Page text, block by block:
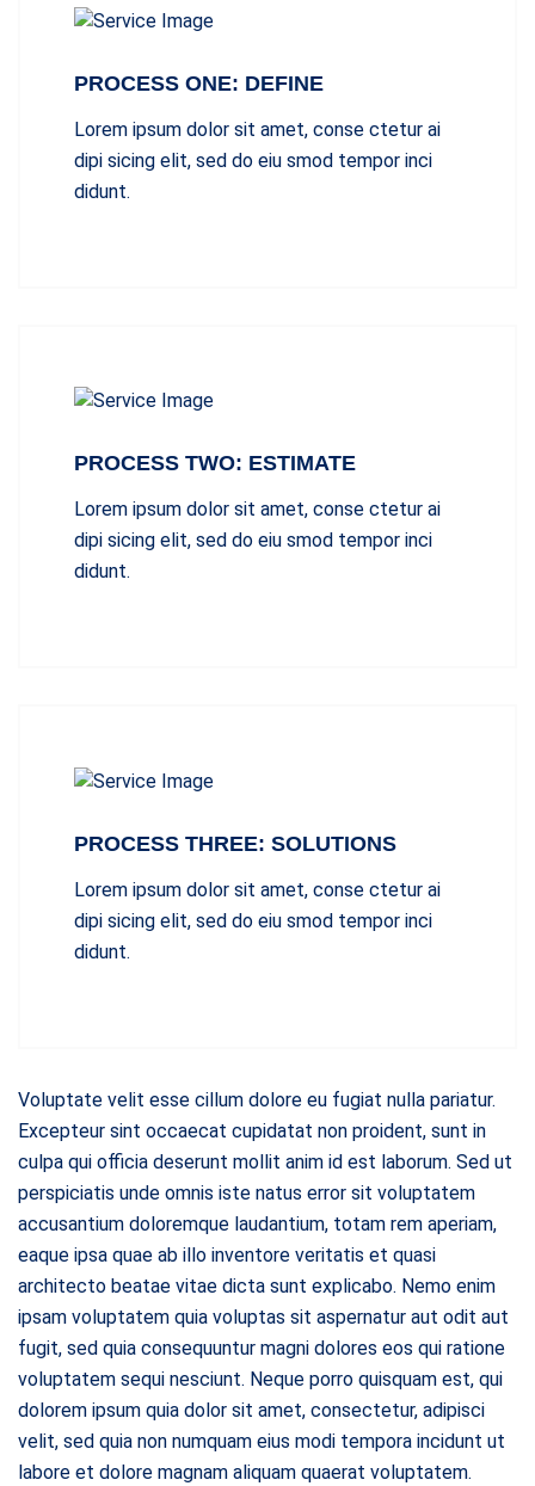
PROCESS ONE: DEFINE
Lorem ipsum dolor sit amet, conse ctetur ai
dipi sicing elit, sed do eiu smod tempor inci
didunt.
PROCESS TWO: ESTIMATE
Lorem ipsum dolor sit amet, conse ctetur ai
dipi sicing elit, sed do eiu smod tempor inci
didunt.
PROCESS THREE: SOLUTIONS
Lorem ipsum dolor sit amet, conse ctetur ai
dipi sicing elit, sed do eiu smod tempor inci
didunt.
Voluptate velit esse cillum dolore eu fugiat nulla pariatur.
Excepteur sint occaecat cupidatat non proident, sunt in
culpa qui officia deserunt mollit anim id est laborum. Sed ut
perspiciatis unde omnis iste natus error sit voluptatem
accusantium doloremque laudantium, totam rem aperiam,
eaque ipsa quae ab illo inventore veritatis et quasi
architecto beatae vitae dicta sunt explicabo. Nemo enim
ipsam voluptatem quia voluptas sit aspernatur aut odit aut
fugit, sed quia consequuntur magni dolores eos qui ratione
voluptatem sequi nesciunt. Neque porro quisquam est, qui
dolorem ipsum quia dolor sit amet, consectetur, adipisci
velit, sed quia non numquam eius modi tempora incidunt ut
labore et dolore magnam aliquam quaerat voluptatem.